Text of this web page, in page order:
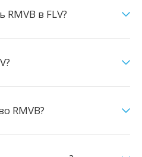
в FLV?
RMVB?